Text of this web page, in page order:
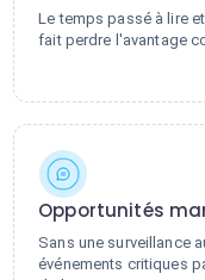
Le temps passé à lire
fait perdre l'avantage
Opportunités
Sans une surveillance
événements critiques